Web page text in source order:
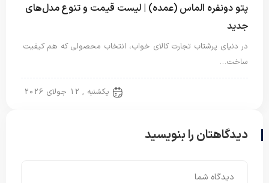
پتو دونفره الماس (عمده) | لیست قیمت و تنوع مدل‌های
جدید
در دنیای پرشتاب تجارت کالای خواب، انتخاب محصولی که هم کیفیت
ساخت…
یکشنبه , 12 جولای 2026
دیدگاهتان را بنویسید